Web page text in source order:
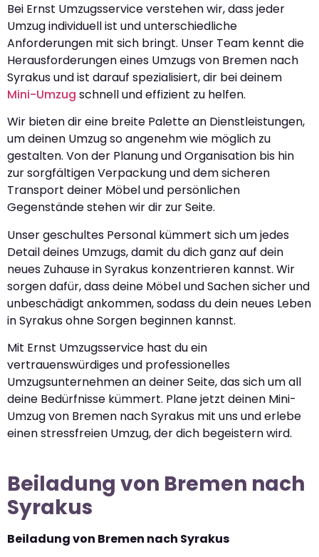
Bei Ernst Umzugsservice verstehen wir, dass jeder
Umzug individuell ist und unterschiedliche
Anforderungen mit sich bringt. Unser Team kennt die
Herausforderungen eines Umzugs von Bremen nach
Syrakus und ist darauf spezialisiert, dir bei deinem
Mini-Umzug schnell und effizient zu helfen.
Wir bieten dir eine breite Palette an Dienstleistungen,
um deinen Umzug so angenehm wie möglich zu
gestalten. Von der Planung und Organisation bis hin
zur sorgfältigen Verpackung und dem sicheren
Transport deiner Möbel und persönlichen
Gegenstände stehen wir dir zur Seite.
Unser geschultes Personal kümmert sich um jedes
Detail deines Umzugs, damit du dich ganz auf dein
neues Zuhause in Syrakus konzentrieren kannst. Wir
sorgen dafür, dass deine Möbel und Sachen sicher und
unbeschädigt ankommen, sodass du dein neues Leben
in Syrakus ohne Sorgen beginnen kannst.
Mit Ernst Umzugsservice hast du ein
vertrauenswürdiges und professionelles
Umzugsunternehmen an deiner Seite, das sich um all
deine Bedürfnisse kümmert. Plane jetzt deinen Mini-
Umzug von Bremen nach Syrakus mit uns und erlebe
einen stressfreien Umzug, der dich begeistern wird.
Beiladung von Bremen nach
Syrakus
Beiladung von Bremen nach Syrakus